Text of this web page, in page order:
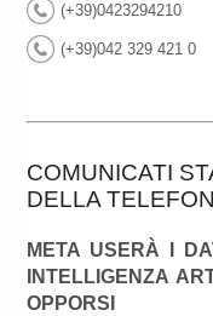
(+39)0423294210
(+39)042 329 421 0
COMUNICATI
DELLA
META USERÀ I
INTELLIGENZA
OPPORSI